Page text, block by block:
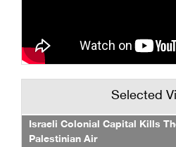
Selected
Israeli Colonial Capital Kills
Palestinian Air